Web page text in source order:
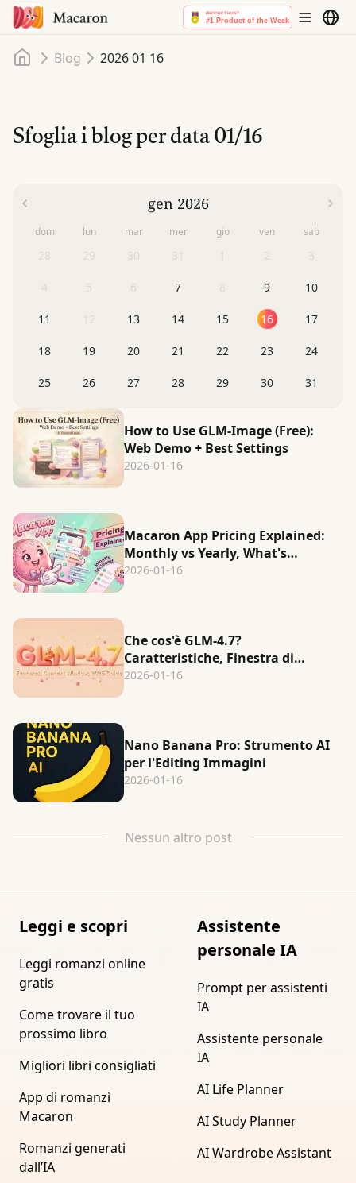
Home
Blog 2026 01 16
Sfoglia i blog per data01/16
How to Use GLM-Image (Free):
Web Demo + Best Settings
2026-01-16
Macaron App Pricing Explained:
Monthly vs Yearly, What's
Included, Best Value
2026-01-16
Che cos'è GLM-4.7?
Caratteristiche, Finestra di
Contesto e Miglior Caso d'Uso?
2026-01-16
Nano Banana Pro: Strumento AI
per l'Editing Immagini
2026-01-16
Nessun altro post
gen 2026
dom lun mar mer gio ven sab
7 9 10
11 13 14 15 16 17
18 19 20 21 22 23 24
25 26 27 28 29 30 31
Leggi e scopri
Leggi romanzi online
gratis
Come trovare il tuo
prossimo libro
Migliori libri consigliati
App di romanzi
Macaron
Romanzi generati
dall’IA
Assistente
personale IA
Prompt per assistenti
IA
Assistente personale
IA
AI Life Planner
AI Study Planner
AI Wardrobe Assistant